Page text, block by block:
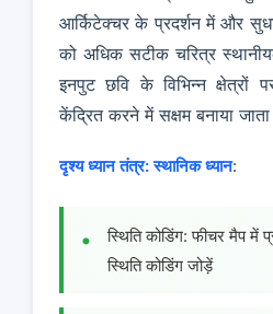
आर्किटेक्चर के प्रदर्शन में और
को अधिक सटीक चरित्र
इनपुट छवि के विभिन्न क्षेत्रों
केंद्रित करने में सक्षम बनाया
दृश्य ध्यान तंत्र: स्थानिक ध्यान:
स्थिति कोडिंग: फीचर मैप में
स्थिति कोडिंग जोड़ें